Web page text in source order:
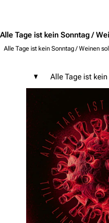
Alle Tage ist kein Sonntag /
Alle Tage ist kein Sonntag / Weinen